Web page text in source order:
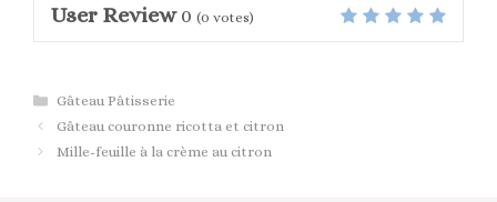
User Review 0 (0 votes)
Catégories
Gâteau Pâtisserie
Gâteau couronne ricotta et citron
Mille-feuille à la crème au citron